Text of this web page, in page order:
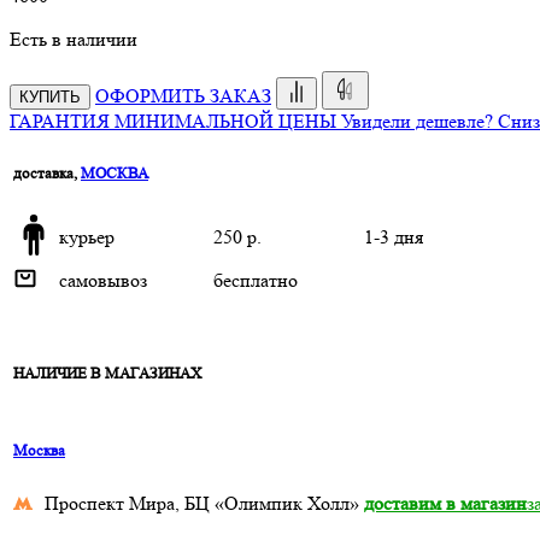
Есть в наличии
КУПИТЬ
ОФОРМИТЬ ЗАКАЗ
ГАРАНТИЯ МИНИМАЛЬНОЙ ЦЕНЫ Увидели дешевле?
доставка, МОСКВА
курьер 250 р.
1-3 дня
самовывоз
бесплатно
НАЛИЧИЕ В МАГАЗИНАХ
Москва
Проспект Мира, БЦ «Олимпик Холл» доставим в магазин